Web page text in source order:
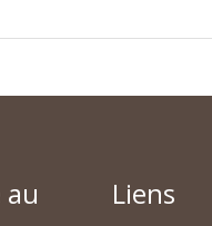
Liens